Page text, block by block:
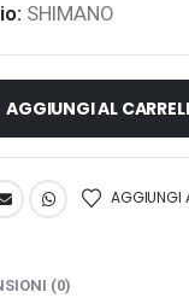
SHIMANO
AGGIUNGI AL
AGGIUNGI
(0)